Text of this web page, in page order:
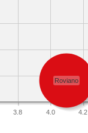
3.8 4.0 4.2
Roviano